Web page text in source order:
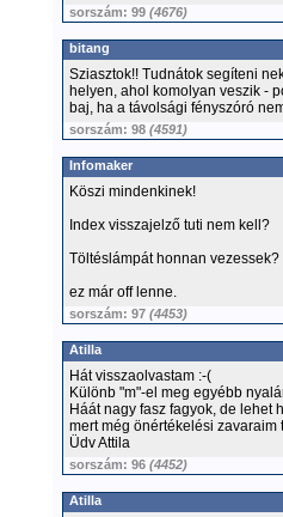
sorszám: 99 (4676)
bitang
Sziasztok!! Tudnátok segíteni
helyen, ahol komolyan veszik -
baj, ha a távolsági fényszóró
sorszám: 98 (4591)
Infomaker
Köszi mindenkinek!
Index visszajelző tuti nem kell?
Töltéslámpát honnan vezessek?
ez már off lenne.
sorszám: 97 (4453)
Atilla
Hát visszaolvastam :-(
Különb "m"-el meg egyébb
Háát nagy fasz fagyok, de lehet
mert még önértékelési zavaraim
Üdv Attila
sorszám: 96 (4452)
Atilla